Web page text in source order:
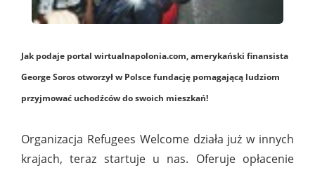
Jak podaje portal wirtualnapolonia.com, amerykański finansista
George Soros otworzył w Polsce fundację pomagającą ludziom
przyjmować uchodźców do swoich mieszkań!
Organizacja Refugees Welcome działa już w innych
krajach, teraz startuje u nas. Oferuje opłacenie